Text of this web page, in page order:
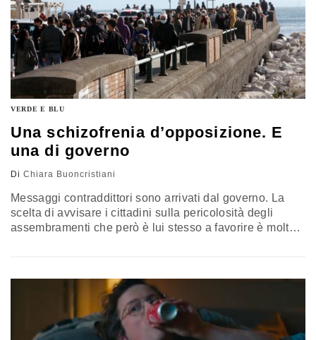
VERDE E BLU
Una schizofrenia d’opposizione. E
una di governo
Di Chiara Buoncristiani
Messaggi contraddittori sono arrivati dal governo. La
scelta di avvisare i cittadini sulla pericolosità degli
assembramenti che però è lui stesso a favorire è molto